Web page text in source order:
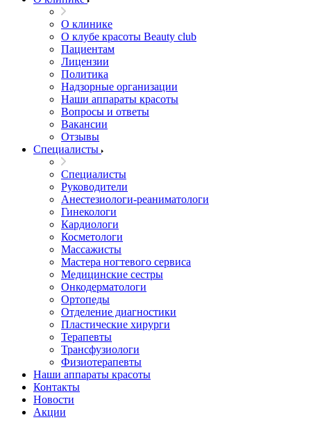
О клинике
О клубе красоты Beauty club
Пациентам
Лицензии
Политика
Надзорные организации
Наши аппараты красоты
Вопросы и ответы
Вакансии
Отзывы
Специалисты
Специалисты
Руководители
Анестезиологи-реаниматологи
Гинекологи
Кардиологи
Косметологи
Массажисты
Мастера ногтевого сервиса
Медицинские сестры
Онкодерматологи
Ортопеды
Отделение диагностики
Пластические хирурги
Терапевты
Трансфузиологи
Физиотерапевты
Наши аппараты красоты
Контакты
Новости
Акции